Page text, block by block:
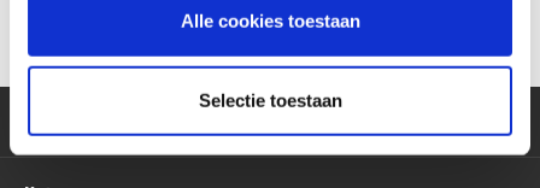
Alle cookies toestaan
Selectie toestaan
of kom langs in de winkel.